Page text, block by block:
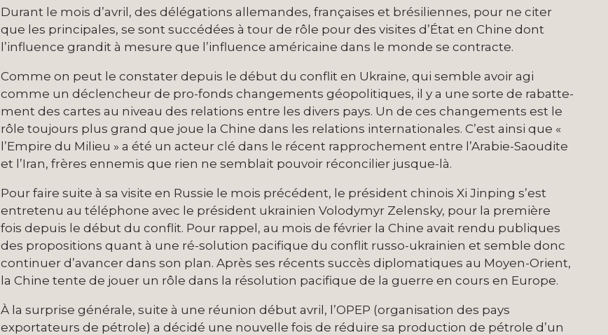
Durant le mois d’avril, des délégations allemandes, françaises et brésiliennes, pour ne citer
que les principales, se sont succédées à tour de rôle pour des visites d’État en Chine dont
l’influence grandit à mesure que l’influence américaine dans le monde se contracte.
Comme on peut le constater depuis le début du conflit en Ukraine, qui semble avoir agi
comme un déclencheur de pro-fonds changements géopolitiques, il y a une sorte de rabatte-
ment des cartes au niveau des relations entre les divers pays. Un de ces changements est le
rôle toujours plus grand que joue la Chine dans les relations internationales. C’est ainsi que «
l’Empire du Milieu » a été un acteur clé dans le récent rapprochement entre l’Arabie-Saoudite
et l’Iran, frères ennemis que rien ne semblait pouvoir réconcilier jusque-là.
Pour faire suite à sa visite en Russie le mois précédent, le président chinois Xi Jinping s’est
entretenu au téléphone avec le président ukrainien Volodymyr Zelensky, pour la première
fois depuis le début du conflit. Pour rappel, au mois de février la Chine avait rendu publiques
des propositions quant à une ré-solution pacifique du conflit russo-ukrainien et semble donc
continuer d’avancer dans son plan. Après ses récents succès diplomatiques au Moyen-Orient,
la Chine tente de jouer un rôle dans la résolution pacifique de la guerre en cours en Europe.
À la surprise générale, suite à une réunion début avril, l’OPEP (organisation des pays
exportateurs de pétrole) a décidé une nouvelle fois de réduire sa production de pétrole d’un